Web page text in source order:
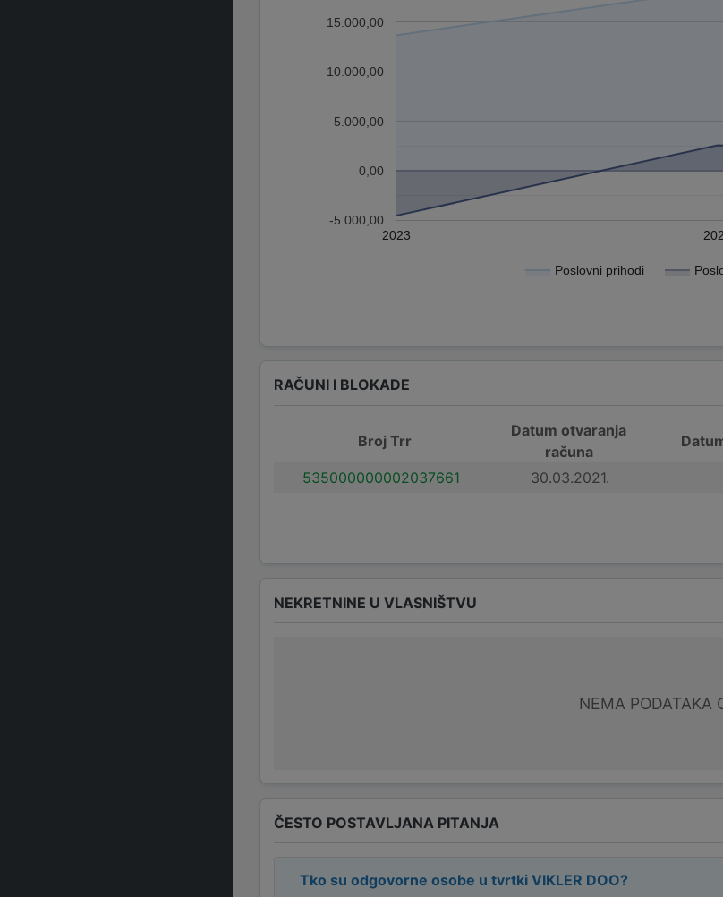
Poslovni prihodi
2023
-5.000,00
0,00
5.000,00
10.000,00
15.000,00
RAČUNI I BLOKADE
Broj Trr
Datum otvaranja
računa
535000000002037661
30.03.2021.
NEKRETNINE U VLASNIŠTVU
NEMA PODATAKA
ČESTO POSTAVLJANA PITANJA
Tko su odgovorne osobe u tvrtki VIKLER DOO?